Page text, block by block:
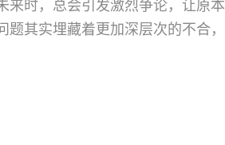
来时，总会引发激烈争论，让原本
其实埋藏着更加深层次的不合，